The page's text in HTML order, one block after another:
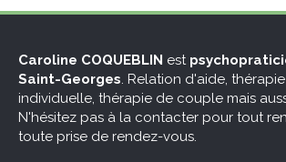
Caroline COQUEBLIN est
Saint-Georges. Relation d'aide, thérapie
individuelle, thérapie de couple mais
N'hésitez pas à la contacter pour tout
toute prise de rendez-vous.